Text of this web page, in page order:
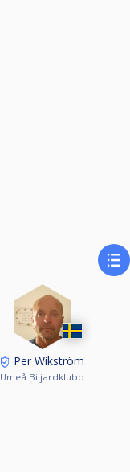
Per Wikström
Umeå Biljardklubb